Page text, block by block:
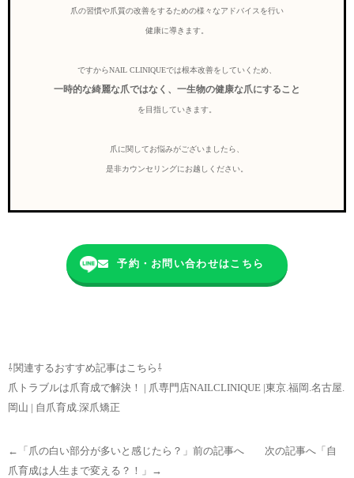
爪の習慣や爪質の改善をするための様々なアドバイスを行い
健康に導きます。
ですからNAIL CLINIQUEでは根本改善をしていくため、
一時的な綺麗な爪ではなく、一生物の健康な爪にすること
を目指していきます。
爪に関してお悩みがございましたら、
是非カウンセリングにお越しください。
予約・お問い合わせはこちら
⇩関連するおすすめ記事はこちら⇩
爪トラブルは爪育成で解決！ | 爪専門店NAILCLINIQUE |東京.福岡.名古屋.
岡山 | 自爪育成.深爪矯正
←「 爪の白い部分が多いと感じたら？ 」前の記事へ 次の記事へ「 自
爪育成は人生まで変える？！
」→